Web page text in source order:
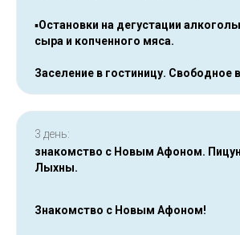
▪️Остановки на дегустации
сыра и копченного мяса.
Заселение в гостиницу. Свободное
3 день:
знакомство с Новым Афоном.
Лыхны.
Знакомство с Новым Афоном!